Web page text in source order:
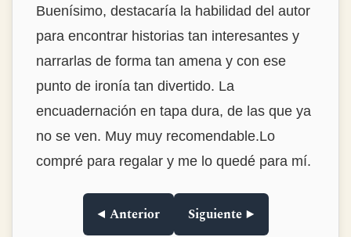
Buenísimo, destacaría la habilidad del autor
para encontrar historias tan interesantes y
narrarlas de forma tan amena y con ese
punto de ironía tan divertido. La
encuadernación en tapa dura, de las que ya
no se ven. Muy muy recomendable.Lo
compré para regalar y me lo quedé para mí.
◀ Anterior Siguiente ▶